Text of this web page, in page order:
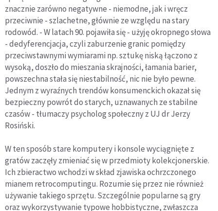
znacznie zarówno negatywne - niemodne, jak i wręcz
przeciwnie - szlachetne, głównie ze względu na stary
rodowód. - W latach 90. pojawiła się - użyję okropnego słowa
- dedyferencjacja, czyli zaburzenie granic pomiędzy
przeciwstawnymi wymiarami np. sztukę niską łączono z
wysoką, doszło do mieszania skrajności, łamania barier,
powszechna stała się niestabilność, nic nie było pewne.
Jednym z wyraźnych trendów konsumenckich okazał się
bezpieczny powrót do starych, uznawanych ze stabilne
czasów - tłumaczy psycholog społeczny z UJ dr Jerzy
Rosiński.
W ten sposób stare komputery i konsole wyciągnięte z
gratów zaczęły zmieniać się w przedmioty kolekcjonerskie.
Ich zbieractwo wchodzi w skład zjawiska ochrzczonego
mianem retrocomputingu. Rozumie się przez nie również
używanie takiego sprzętu. Szczególnie popularne są gry
oraz wykorzystywanie typowe hobbistyczne, zwłaszcza